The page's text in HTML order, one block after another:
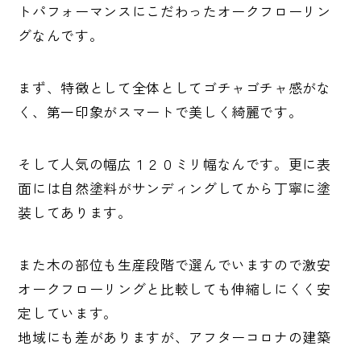
トパフォーマンスにこだわったオークフローリン
グなんです。
まず、特徴として全体としてゴチャゴチャ感がな
く、第一印象がスマートで美しく綺麗です。
そして人気の幅広１２０ミリ幅なんです。更に表
面には自然塗料がサンディングしてから丁寧に塗
装してあります。
また木の部位も生産段階で選んでいますので激安
オークフローリングと比較しても伸縮しにくく安
定しています。
地域にも差がありますが、アフターコロナの建築